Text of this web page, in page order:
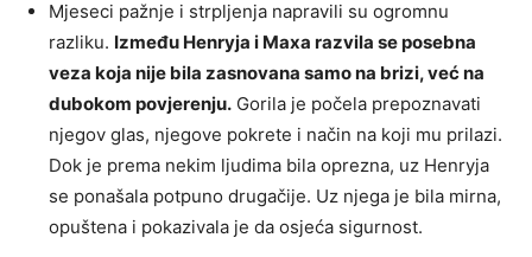
Mjeseci pažnje i strpljenja napravili su ogromnu
razliku. Između Henryja i Maxa razvila se posebna
veza koja nije bila zasnovana samo na brizi, već na
dubokom povjerenju. Gorila je počela prepoznavati
njegov glas, njegove pokrete i način na koji mu prilazi.
Dok je prema nekim ljudima bila oprezna, uz Henryja
se ponašala potpuno drugačije. Uz njega je bila mirna,
opuštena i pokazivala je da osjeća sigurnost.